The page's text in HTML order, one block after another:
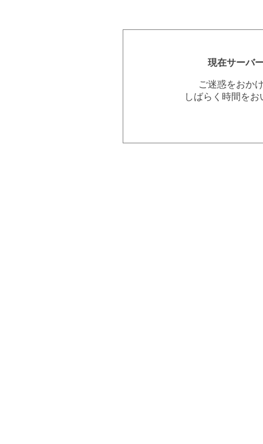
現在サーバ
ご迷惑をおか
しばらく時間を